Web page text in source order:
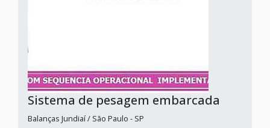
Sistema de pesagem embarcada
Balanças Jundiaí / São Paulo - SP